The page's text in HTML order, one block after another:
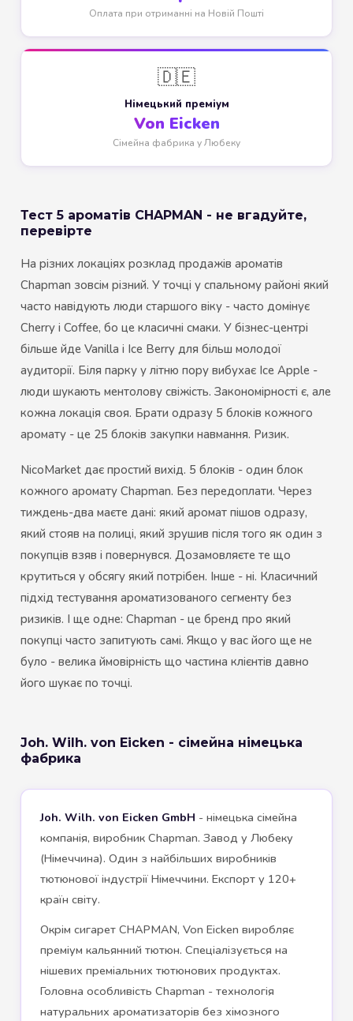
Оплата при отриманні на Новій Пошті
🇩🇪
Німецький преміум
Von Eicken
Сімейна фабрика у Любеку
Тест 5 ароматів CHAPMAN - не вгадуйте,
перевірте
На різних локаціях розклад продажів ароматів
Chapman зовсім різний. У точці у спальному районі який
часто навідують люди старшого віку - часто домінує
Cherry і Coffee, бо це класичні смаки. У бізнес-центрі
більше йде Vanilla і Ice Berry для більш молодої
аудиторії. Біля парку у літню пору вибухає Ice Apple -
люди шукають ментолову свіжість. Закономірності є, але
кожна локація своя. Брати одразу 5 блоків кожного
аромату - це 25 блоків закупки навмання. Ризик.
NicoMarket дає простий вихід. 5 блоків - один блок
кожного аромату Chapman. Без передоплати. Через
тиждень-два маєте дані: який аромат пішов одразу,
який стояв на полиці, який зрушив після того як один з
покупців взяв і повернувся. Дозамовляєте те що
крутиться у обсягу який потрібен. Інше - ні. Класичний
підхід тестування ароматизованого сегменту без
ризиків. І ще одне: Chapman - це бренд про який
покупці часто запитують самі. Якщо у вас його ще не
було - велика ймовірність що частина клієнтів давно
його шукає по точці.
Joh. Wilh. von Eicken - сімейна німецька
фабрика
Joh. Wilh. von Eicken GmbH - німецька сімейна
компанія, виробник Chapman. Завод у Любеку
(Німеччина). Один з найбільших виробників
тютюнової індустрії Німеччини. Експорт у 120+
країн світу.
Окрім сигарет CHAPMAN, Von Eicken виробляє
преміум кальянний тютюн. Спеціалізується на
нішевих преміальних тютюнових продуктах.
Головна особливість Chapman - технологія
натуральних ароматизаторів без хімозного